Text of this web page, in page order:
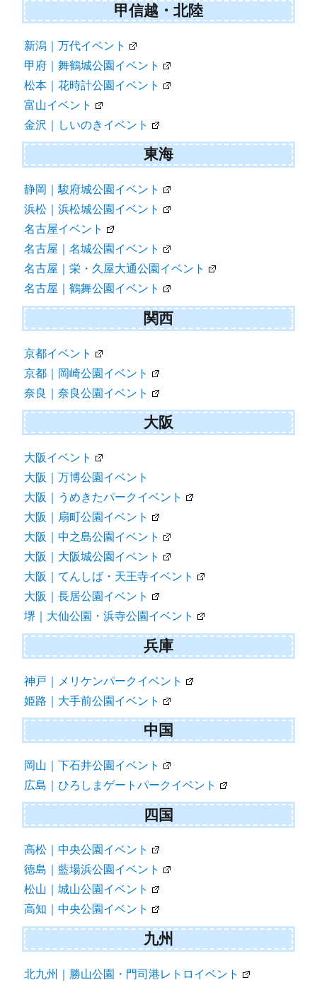
甲信越・北陸
新潟｜万代イベント
甲府｜舞鶴城公園イベント
松本｜花時計公園イベント
富山イベント
金沢｜しいのきイベント
東海
静岡｜駿府城公園イベント
浜松｜浜松城公園イベント
名古屋イベント
名古屋｜名城公園イベント
名古屋｜栄・久屋大通公園イベント
名古屋｜鶴舞公園イベント
関西
京都イベント
京都｜岡崎公園イベント
奈良｜奈良公園イベント
大阪
大阪イベント
大阪｜万博公園イベント
大阪｜うめきたパークイベント
大阪｜扇町公園イベント
大阪｜中之島公園イベント
大阪｜大阪城公園イベント
大阪｜てんしば・天王寺イベント
大阪｜長居公園イベント
堺｜大仙公園・浜寺公園イベント
兵庫
神戸｜メリケンパークイベント
姫路｜大手前公園イベント
中国
岡山｜下石井公園イベント
広島｜ひろしまゲートパークイベント
四国
高松｜中央公園イベント
徳島｜藍場浜公園イベント
松山｜城山公園イベント
高知｜中央公園イベント
九州
北九州｜勝山公園・門司港レトロイベント